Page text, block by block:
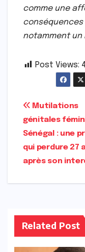
comme une
conséquences
notamment un
Post Views:
de
l’article
Mutilations
génitales
Sénégal : une
qui perdure 27
après son
Related Post